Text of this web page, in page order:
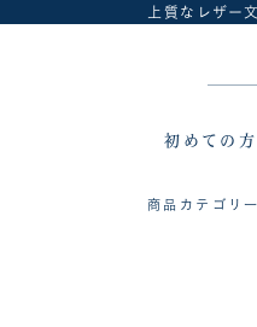
上質なレザー
初めての方
商品カテゴリ